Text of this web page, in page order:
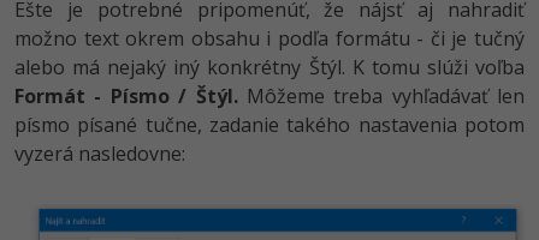
Ešte je potrebné pripomenúť, že nájsť aj nahradiť
možno text okrem obsahu i podľa formátu - či je tučný
alebo má nejaký iný konkrétny Štýl. K tomu slúži voľba
Formát - Písmo / Štýl.Môžeme treba vyhľadávať len
písmo písané tučne, zadanie takého nastavenia potom
vyzerá nasledovne: